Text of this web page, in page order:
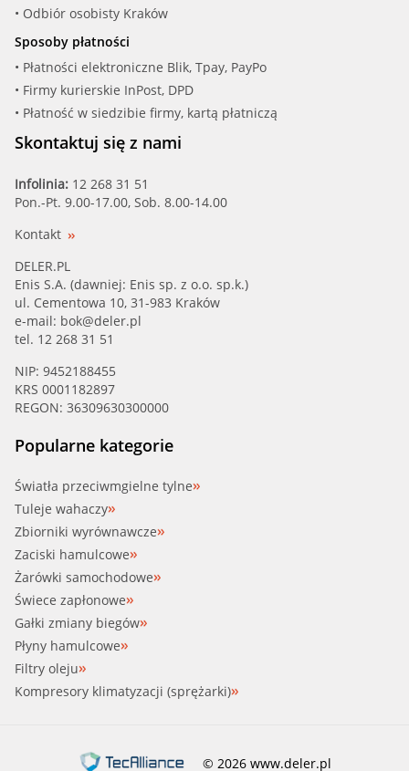
• Odbiór osobisty Kraków
Sposoby płatności
• Płatności elektroniczne Blik, Tpay, PayPo
• Firmy kurierskie InPost, DPD
• Płatność w siedzibie firmy, kartą płatniczą
Skontaktuj się z nami
Infolinia: 12 268 31 51
Pon.-Pt. 9.00-17.00, Sob. 8.00-14.00
Kontakt
DELER.PL
Enis S.A. (dawniej: Enis sp. z o.o. sp.k.)
ul. Cementowa 10, 31-983 Kraków
e-mail: bok@deler.pl
tel. 12 268 31 51
NIP: 9452188455
KRS 0001182897
REGON: 36309630300000
Popularne kategorie
Światła przeciwmgielne tylne
Tuleje wahaczy
Zbiorniki wyrównawcze
Zaciski hamulcowe
Żarówki samochodowe
Świece zapłonowe
Gałki zmiany biegów
Płyny hamulcowe
Filtry oleju
Kompresory klimatyzacji (sprężarki)
© 2026 www.deler.pl